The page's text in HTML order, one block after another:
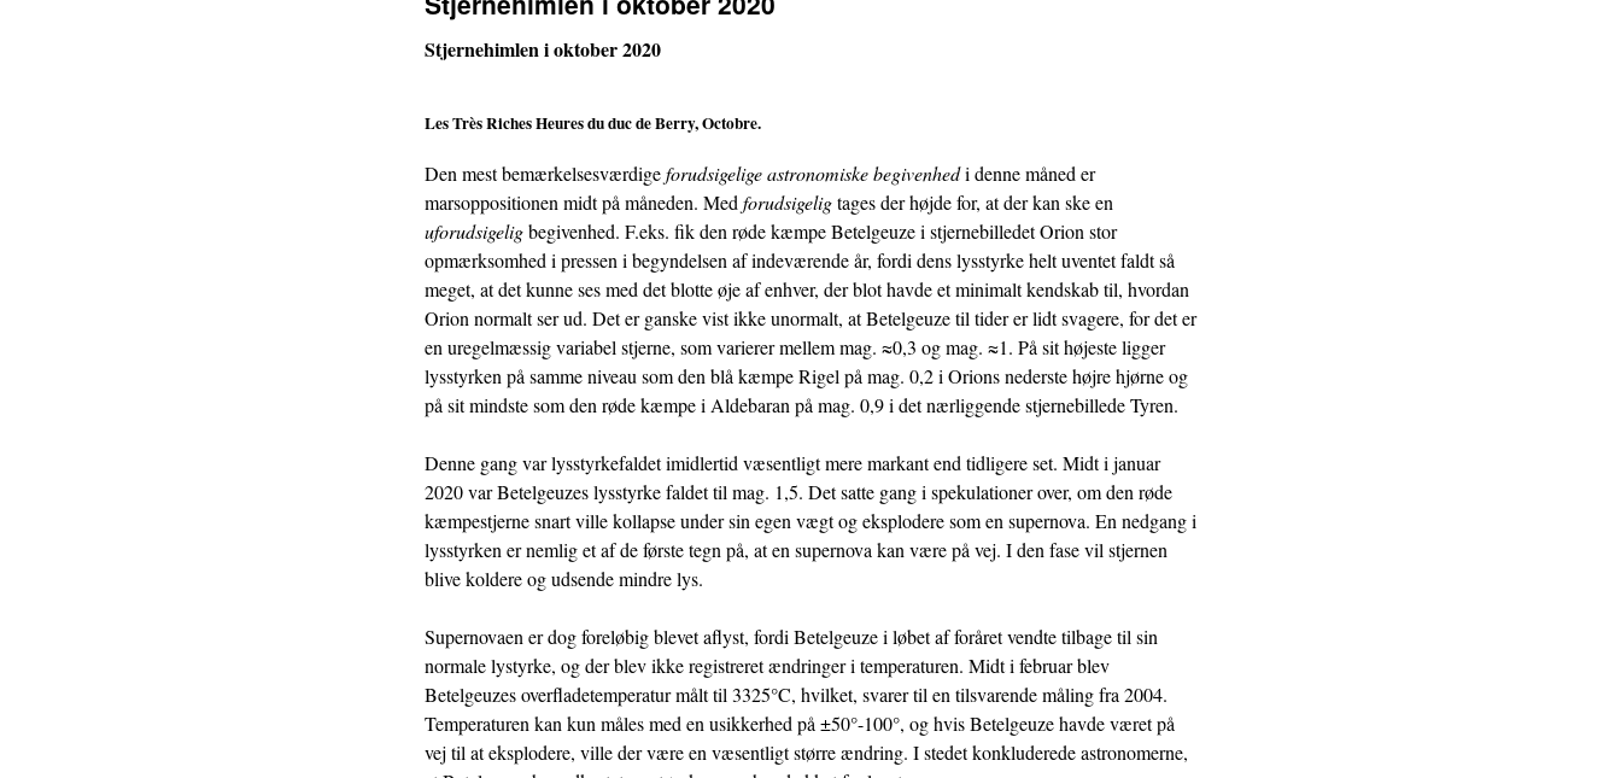
Stjernehimlen i oktober 2020
Les Très Riches Heures du duc de Berry, Octobre.
Den mest bemærkelsesværdigeforudsigelige astronomiske begivenhedi denne måned er
marsoppositionen midt på måneden. Med forudsigeligtages der højde for, at der kan ske en
uforudsigeligbegivenhed. F.eks. fik den røde kæmpe Betelgeuze i stjernebilledet Orion stor
opmærksomhed i pressen i begyndelsen af indeværende år, fordi dens lysstyrke helt uventet faldt så
meget, at det kunne ses med det blotte øje af enhver, der blot havde et minimalt kendskab til, hvordan
Orion normalt ser ud. Det er ganske vist ikke unormalt, at Betelgeuze til tider er lidt svagere, for det er
en uregelmæssig variabel stjerne, som varierer mellem mag. ≈0,3 og mag. ≈1. På sit højeste ligger
lysstyrken på samme niveau som den blå kæmpe Rigel på mag. 0,2 i Orions nederste højre hjørne og
på sit mindste som den røde kæmpe i Aldebaran på mag. 0,9 i det nærliggende stjernebillede Tyren.
Denne gang var lysstyrkefaldet imidlertid væsentligt mere markant end tidligere set. Midt i januar
2020 var Betelgeuzes lysstyrke faldet til mag. 1,5. Det satte gang i spekulationer over, om den røde
kæmpestjerne snart ville kollapse under sin egen vægt og eksplodere som en supernova. En nedgang i
lysstyrken er nemlig et af de første tegn på, at en supernova kan være på vej. I den fase vil stjernen
blive koldere og udsende mindre lys.
Supernovaen er dog foreløbig blevet aflyst, fordi Betelgeuze i løbet af foråret vendte tilbage til sin
normale lystyrke, og der blev ikke registreret ændringer i temperaturen. Midt i februar blev
Betelgeuzes overfladetemperatur målt til 3325°C, hvilket, svarer til en tilsvarende måling fra 2004.
Temperaturen kan kun måles med en usikkerhed på ±50°-100°, og hvis Betelgeuze havde været på
vej til at eksplodere, ville der være en væsentligt større ændring. I stedet konkluderede astronomerne,